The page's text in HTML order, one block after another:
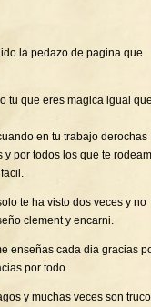
la pedazo de pagina que
tu que eres magica igual
en tu trabajo derochas
por todos los que te
te ha visto dos veces y no
clement y encarni.
enseñas cada dia gracias
por todo.
y muchas veces son